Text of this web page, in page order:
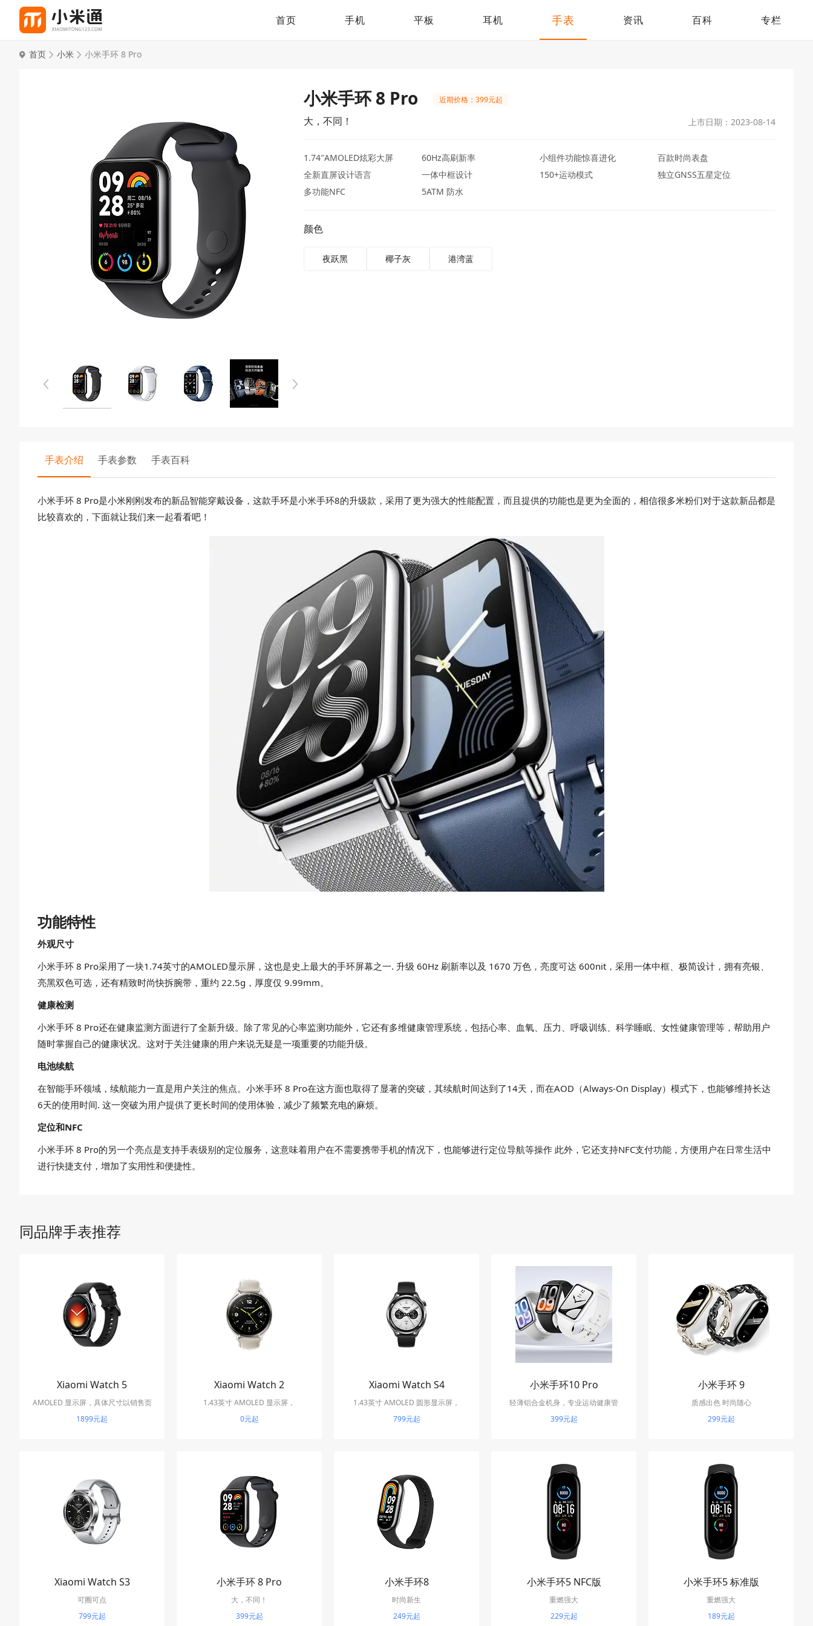
首页 手机 平板 耳机 手表 资讯 百科 专栏
首页 小米 小米手环 8 Pro
小米手环 8 Pro 近期价格：399元起
大，不同！ 上市日期：2023-08-14
1.74″AMOLED炫彩大屏 60Hz高刷新率 小组件功能惊喜进化
百款时尚表盘
全新直屏设计语言
一体中框设计 150+运动模式
独立GNSS五星定位
多功能NFC
5ATM 防水
颜色
夜跃黑 椰子灰 港湾蓝
手表介绍 手表参数 手表百科
小米手环 8 Pro是小米刚刚发布的新品智能穿戴设备，这款手环是小米手环8的升级款，采用了更为强大的性能配置，而且提供的功能也是更为全面的，相信很多米粉们对于这款新品都是
比较喜欢的，下面就让我们来一起看看吧！
功能特性
外观尺寸
小米手环 8 Pro采用了一块1.74英寸的AMOLED显示屏，这也是史上最大的手环屏幕之一. 升级 60Hz 刷新率以及 1670 万色，亮度可达 600nit，采用一体中框、极简设计，拥有亮银、
亮黑双色可选，还有精致时尚快拆腕带，重约 22.5g，厚度仅 9.99mm。
健康检测
小米手环 8 Pro还在健康监测方面进行了全新升级。除了常见的心率监测功能外，它还有多维健康管理系统，包括心率、血氧、压力、呼吸训练、科学睡眠、女性健康管理等，帮助用户
随时掌握自己的健康状况。这对于关注健康的用户来说无疑是一项重要的功能升级。
电池续航
在智能手环领域，续航能力一直是用户关注的焦点。小米手环 8 Pro在这方面也取得了显著的突破，其续航时间达到了14天，而在AOD（Always-On Display）模式下，也能够维持长达
6天的使用时间. 这一突破为用户提供了更长时间的使用体验，减少了频繁充电的麻烦。
定位和NFC
小米手环 8 Pro的另一个亮点是支持手表级别的定位服务，这意味着用户在不需要携带手机的情况下，也能够进行定位导航等操作 此外，它还支持NFC支付功能，方便用户在日常生活中
进行快捷支付，增加了实用性和便捷性。
同品牌手表推荐
Xiaomi Watch 5
AMOLED 显示屏，具体尺寸以销售页
面为准
1899元起
Xiaomi Watch 2
1.43英寸 AMOLED 显示屏，
466×466 分辨率，最高约600尼特亮
0元起
Xiaomi Watch S4
1.43英寸 AMOLED 圆形显示屏，
466×466 分辨率
799元起
小米手环10 Pro
轻薄铝合金机身，专业运动健康管
理，21天超长续航
399元起
小米手环 9
质感出色 时尚随心
299元起
Xiaomi Watch S3
可圈可点
799元起
小米手环 8 Pro
大，不同！
399元起
小米手环8
时尚新生
249元起
小米手环5 NFC版
重燃强大
229元起
小米手环5 标准版
重燃强大
189元起